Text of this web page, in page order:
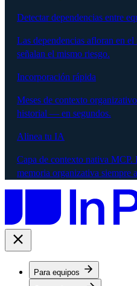
Detectar dependencias entre
Las dependencias afloran en
señalan el mismo riesgo.
Incorporación rápida
Meses de contexto
historial — en segundos.
Alinea tu IA
Capa de contexto nativa MCP.
memoria organizativa siempre
Para equipos